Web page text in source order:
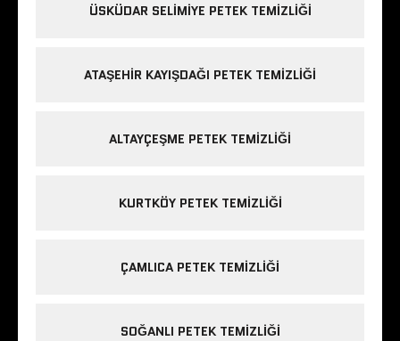
ÜSKÜDAR SELIMIYE PETEK TEMIZLIĞI
ATAŞEHIR KAYIŞDAĞI PETEK TEMIZLIĞI
ALTAYÇEŞME PETEK TEMIZLIĞI
KURTKÖY PETEK TEMIZLIĞI
ÇAMLICA PETEK TEMIZLIĞI
SOĞANLI PETEK TEMIZLIĞI